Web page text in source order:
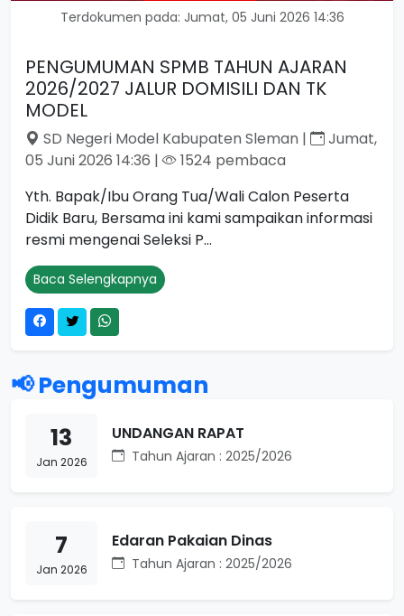
Terdokumen pada: Jumat, 05 Juni 2026 14:36
PENGUMUMAN SPMB TAHUN AJARAN
2026/2027 JALUR DOMISILI DAN TK
MODEL
SD Negeri Model Kabupaten Sleman |
Jumat,
05 Juni 2026 14:36 |
1524 pembaca
Yth. Bapak/Ibu Orang Tua/Wali Calon Peserta
Didik Baru, Bersama ini kami sampaikan informasi
resmi mengenai Seleksi P...
Baca Selengkapnya
📢 Pengumuman
13
Jan 2026
UNDANGAN RAPAT
Tahun Ajaran : 2025/2026
7
Jan 2026
Edaran Pakaian Dinas
Tahun Ajaran : 2025/2026